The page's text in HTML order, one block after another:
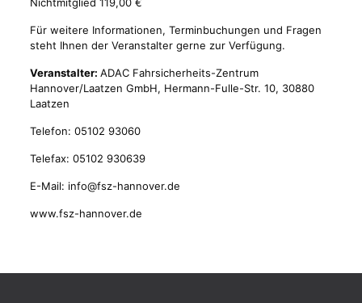
Für weitere Informationen, Terminbuchungen und Fragen
steht Ihnen der Veranstalter gerne zur Verfügung.
Veranstalter: ADAC Fahrsicherheits-Zentrum
Hannover/Laatzen GmbH, Hermann-Fulle-Str. 10, 30880
Laatzen
Telefon: 05102 93060
Telefax: 05102 930639
E-Mail: info@fsz-hannover.de
www.fsz-hannover.de